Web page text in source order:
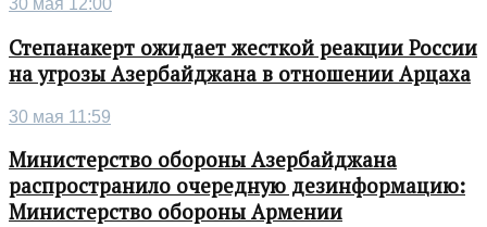
30 мая 12:00
Степанакерт ожидает жесткой реакции России
на угрозы Азербайджана в отношении Арцаха
30 мая 11:59
Министерство обороны Азербайджана
распространило очередную дезинформацию:
Министерство обороны Армении